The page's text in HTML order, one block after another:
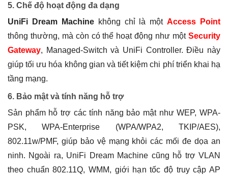
5. Chế độ hoạt động đa dạng
UniFi Dream Machinekhông chỉ là mộtAccess Point
thông thường, mà còn có thể hoạt động như một Security
Gateway, Managed-Switch và UniFi Controller. Điều này
giúp tối ưu hóa không gian và tiết kiệm chi phí triển khai hạ
tầng mạng.
6. Bảo mật và tính năng hỗ trợ
Sản phẩm hỗ trợ các tính năng bảo mật như WEP, WPA-
PSK, WPA-Enterprise (WPA/WPA2, TKIP/AES),
802.11w/PMF, giúp bảo vệ mạng khỏi các mối đe dọa an
ninh. Ngoài ra, UniFi Dream Machine cũng hỗ trợ VLAN
theo chuẩn 802.11Q, WMM, giới hạn tốc độ truy cập AP